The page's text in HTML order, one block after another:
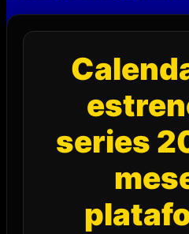
series